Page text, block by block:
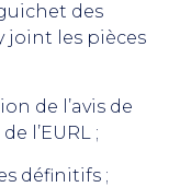
des
joint les pièces
de l’avis de
l’EURL ;
définitifs ;